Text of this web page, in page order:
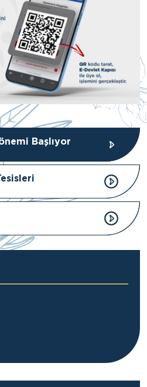
Başlıyor